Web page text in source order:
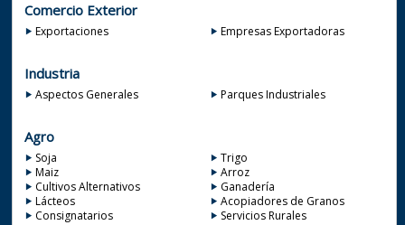
Comercio Exterior
Exportaciones Empresas Exportadoras
Industria
Aspectos Generales Parques Industriales
Agro
Soja
Trigo
Maiz
Arroz
Cultivos Alternativos
Ganadería
Lácteos
Acopiadores de Granos
Consignatarios
Servicios Rurales